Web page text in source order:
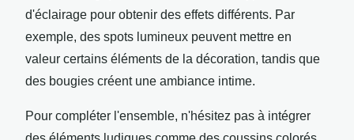
d'éclairage pour obtenir des effets différents. Par
exemple, des spots lumineux peuvent mettre en
valeur certains éléments de la décoration, tandis que
des bougies créent une ambiance intime.
Pour compléter l'ensemble, n'hésitez pas à intégrer